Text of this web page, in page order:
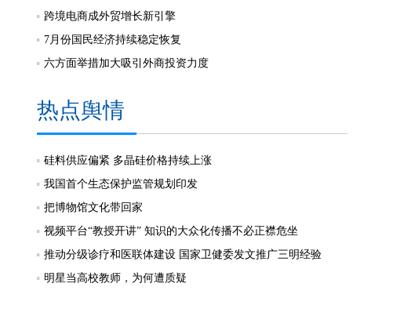
跨境电商成外贸增长新引擎
7月份国民经济持续稳定恢复
六方面举措加大吸引外商投资力度
热点舆情
硅料供应偏紧 多晶硅价格持续上涨
我国首个生态保护监管规划印发
把博物馆文化带回家
视频平台“教授开讲” 知识的大众化传播不必正襟危坐
推动分级诊疗和医联体建设 国家卫健委发文推广三明经验
明星当高校教师，为何遭质疑